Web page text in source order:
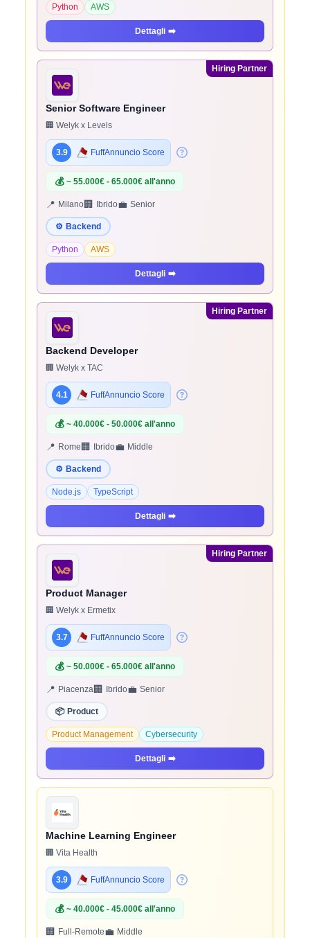
Python AWS
Dettagli ➡️
Hiring Partner
Senior Software Engineer
🏢 Welyk x Levels
3.9 FuffAnnuncio Score
💰 ~ 55.000€ - 65.000€ all'anno
📍 Milano🏢 Ibrido💼 Senior
⚙️ Backend
Python AWS
Dettagli ➡️
Hiring Partner
Backend Developer
🏢 Welyk x TAC
4.1 FuffAnnuncio Score
💰 ~ 40.000€ - 50.000€ all'anno
📍 Rome 🏢 Ibrido💼 Middle
⚙️ Backend
Node.js TypeScript
Dettagli ➡️
Hiring Partner
Product Manager
🏢 Welyk x Ermetix
3.7 FuffAnnuncio Score
💰 ~ 50.000€ - 65.000€ all'anno
📍 Piacenza🏢 Ibrido💼 Senior
📦 Product
Product Management Cybersecurity
Dettagli ➡️
Machine Learning Engineer
🏢 Vita Health
3.9 FuffAnnuncio Score
💰 ~ 40.000€ - 45.000€ all'anno
🏢 Full-Remote💼 Middle